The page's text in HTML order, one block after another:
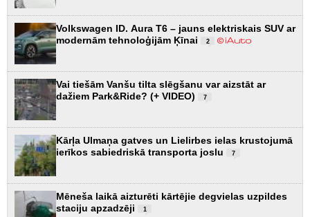
Volkswagen ID. Aura T6 – jauns elektriskais SUV ar
modernām tehnoloģijām Ķīnai
2
Vai tiešām Vanšu tilta slēgšanu var aizstāt ar
dažiem Park&Ride? (+ VIDEO)
7
Kārļa Ulmaņa gatves un Lielirbes ielas krustojumā
ierīkos sabiedriskā transporta joslu
7
Mēneša laikā aizturēti kārtējie degvielas uzpildes
staciju apzadzēji
1